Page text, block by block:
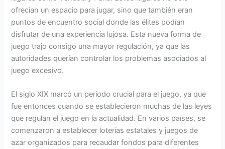
ofrecían un espacio para jugar, sino que también eran
puntos de encuentro social donde las élites podían
disfrutar de una experiencia lujosa. Esta nueva forma de
juego trajo consigo una mayor regulación, ya que las
autoridades querían controlar los problemas asociados al
juego excesivo.
El siglo XIX marcó un periodo crucial para el juego, ya que
fue entonces cuando se establecieron muchas de las leyes
que regulan el juego en la actualidad. En varios países, se
comenzaron a establecer loterías estatales y juegos de
azar organizados para recaudar fondos para diferentes